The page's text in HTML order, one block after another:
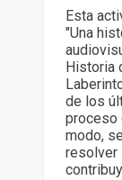
Esta
"Una
Historia
de los
proceso
modo,
resolver